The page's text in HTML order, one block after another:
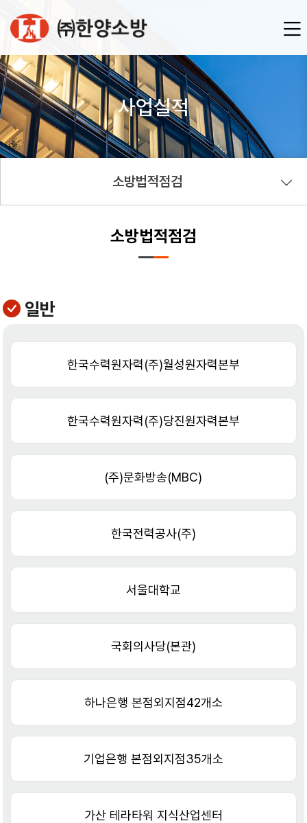
사업실적
소방법적점검
소방법적점검
일반
한국수력원자력(주)월성원자력본부
한국수력원자력(주)당진원자력본부
(주)문화방송(MBC)
한국전력공사(주)
서울대학교
국회의사당(본관)
하나은행 본점외지점42개소
기업은행 본점외지점35개소
가산 테라타워 지식산업센터